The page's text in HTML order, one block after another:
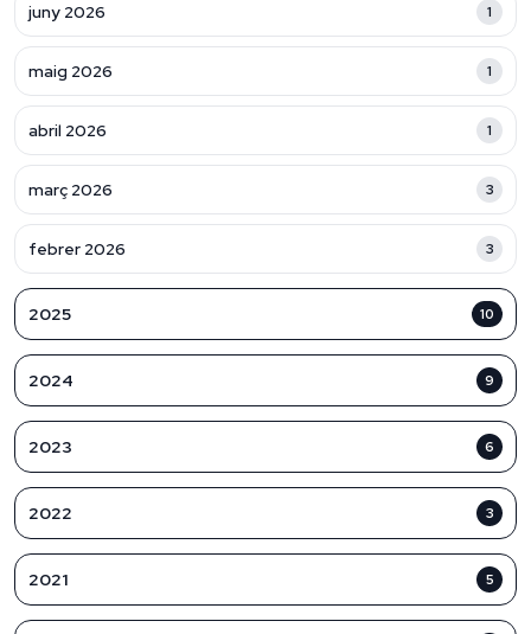
juny 2026 1
maig 2026 1
abril 2026 1
març 2026 3
febrer 2026 3
2025 10
2024 9
2023 6
2022 3
2021 5